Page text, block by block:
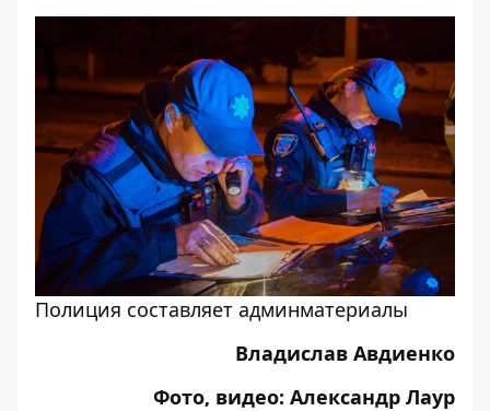
Полиция составляет админматериалы
Владислав Авдиенко
Фото, видео: Александр Лаур